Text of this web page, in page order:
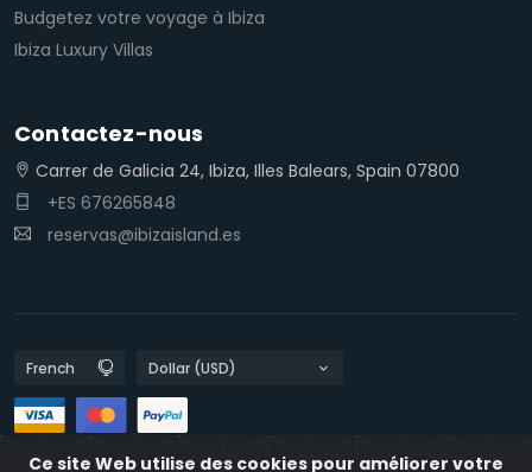
Budgetez votre voyage à Ibiza
Ibiza Luxury Villas
Contactez-nous
Carrer de Galicia 24, Ibiza, Illes Balears, Spain 07800
+ES 676265848
reservas@ibizaisland.es
Ce site Web utilise des cookies pour améliorer votre